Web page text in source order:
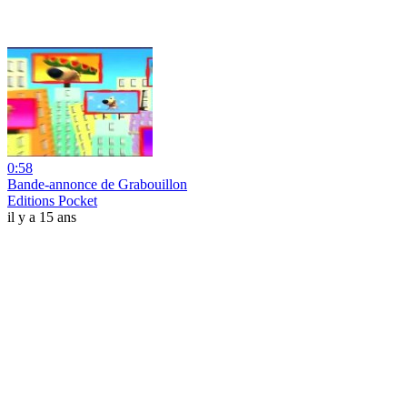
0:58
Bande-annonce de Grabouillon
Editions Pocket
il y a 15 ans